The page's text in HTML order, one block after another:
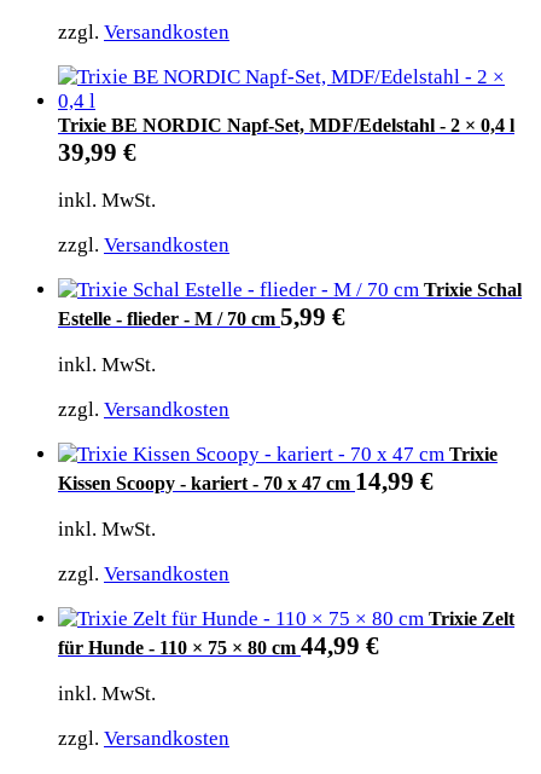
zzgl. Versandkosten
Trixie BE NORDIC Napf-Set, MDF/Edelstahl - 2 × 0,4 l
39,99 €
inkl. MwSt.
zzgl. Versandkosten
Trixie Schal
Estelle - flieder - M / 70 cm 5,99 €
inkl. MwSt.
zzgl. Versandkosten
Trixie
Kissen Scoopy - kariert - 70 x 47 cm 14,99 €
inkl. MwSt.
zzgl. Versandkosten
Trixie Zelt
für Hunde - 110 × 75 × 80 cm 44,99 €
inkl. MwSt.
zzgl. Versandkosten